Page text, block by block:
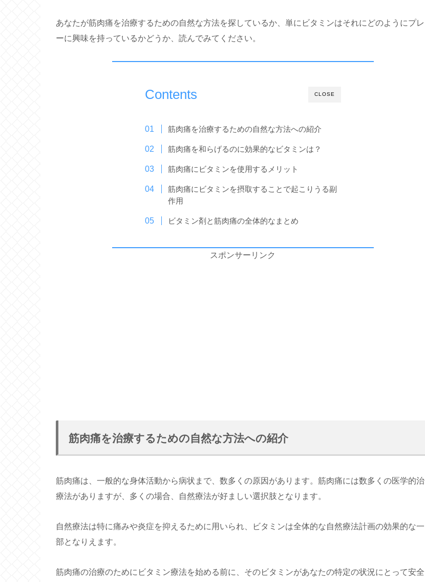
あなたが筋肉痛を治療するための自然な方法を探しているか、単にビタミンはそれにどのようにプレ
ーに興味を持っているかどうか、読んでみてください。
CLOSE
Contents
筋肉痛を治療するための自然な方法への紹介
筋肉痛を和らげるのに効果的なビタミンは？
筋肉痛にビタミンを使用するメリット
筋肉痛にビタミンを摂取することで起こりうる副
作用
ビタミン剤と筋肉痛の全体的なまとめ
スポンサーリンク
筋肉痛を治療するための自然な方法への紹介
筋肉痛は、一般的な身体活動から病状まで、数多くの原因があります。筋肉痛には数多くの医学的治
療法がありますが、多くの場合、自然療法が好ましい選択肢となります。
自然療法は特に痛みや炎症を抑えるために用いられ、ビタミンは全体的な自然療法計画の効果的な一
部となりえます。
筋肉痛の治療のためにビタミン療法を始める前に、そのビタミンがあなたの特定の状況にとって安全